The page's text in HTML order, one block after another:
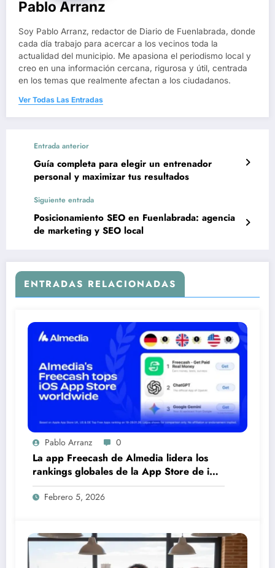
Pablo Arranz
Soy Pablo Arranz, redactor de Diario de Fuenlabrada, donde
cada día trabajo para acercar a los vecinos toda la
actualidad del municipio. Me apasiona el periodismo local y
creo en una información cercana, rigurosa y útil, centrada
en los temas que realmente afectan a los ciudadanos.
Ver Todas Las Entradas
Entrada anterior
Guía completa para elegir un entrenador
personal y maximizar tus resultados
Siguiente entrada
Posicionamiento SEO en Fuenlabrada: agencia
de marketing y SEO local
ENTRADAS RELACIONADAS
Pablo Arranz 0
La app Freecash de Almedia lidera los
rankings globales de la App Store de iOS
en español
Febrero 5, 2026